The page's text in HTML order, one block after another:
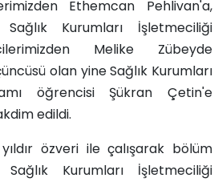
Ethemcan Pehlivan'a,
Kurumları İşletmeciliği
Melike Zübeyde
olan yine Sağlık Kurumları
öğrencisi Şükran Çetin'e
edildi.
özveri ile çalışarak bölüm
Kurumları İşletmeciliği